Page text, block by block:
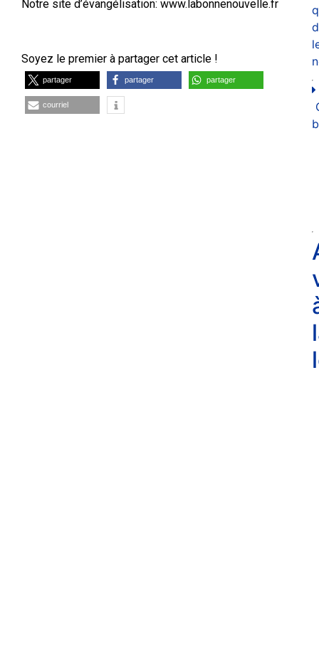
Notre site d’évangélisation: www.labonnenouvelle.fr
Soyez le premier à partager cet article !
partager partager partager
courriel